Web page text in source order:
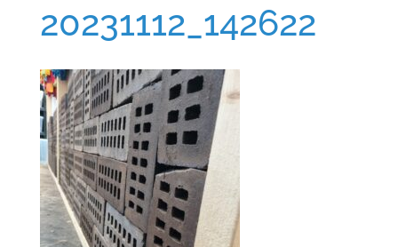
20231112_142622